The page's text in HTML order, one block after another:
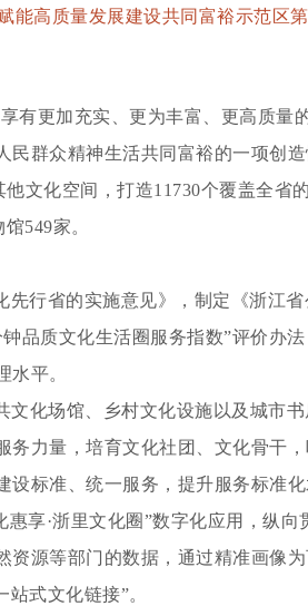
能高质量发展建设共同富裕示范区
更加充实、更为丰富、更高质量
群众精神生活共同富裕的一项创
文化空间，打造11730个覆盖全省
549家。
行省的实施意见》，制定《浙江
品质文化生活圈服务指数”评价办
平。
文化场馆、乡村文化设施以及城市
力量，培育文化社团、文化骨干
标准、统一服务，提升服务标准化
惠享·浙里文化圈”数字化应用，纵
源等部门的数据，通过精准画像
式文化链接”。